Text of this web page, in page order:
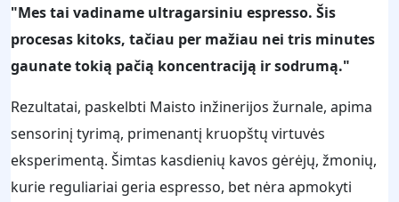
"Mes tai vadiname ultragarsiniu espresso. Šis
procesas kitoks, tačiau per mažiau nei tris minutes
gaunate tokią pačią koncentraciją ir sodrumą."
Rezultatai, paskelbti Maisto inžinerijos žurnale, apima
sensorinį tyrimą, primenantį kruopštų virtuvės
eksperimentą. Šimtas kasdienių kavos gėrėjų, žmonių,
kurie reguliariai geria espresso, bet nėra apmokyti